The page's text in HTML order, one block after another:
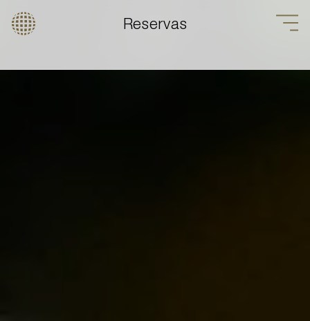
Reservas